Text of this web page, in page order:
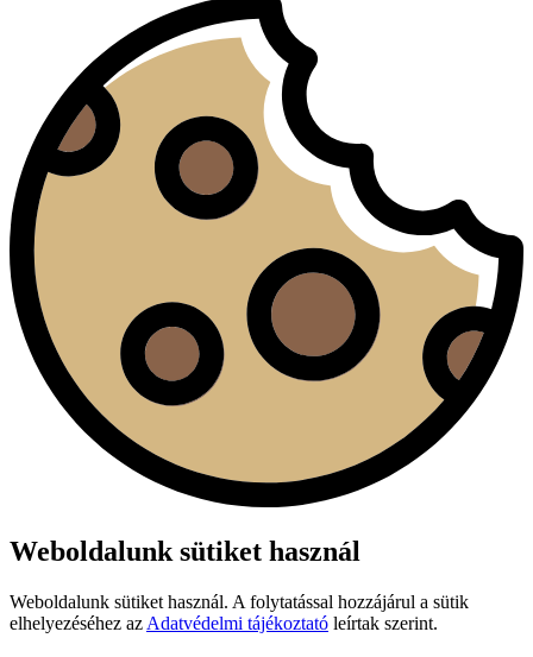
Weboldalunk sütiket használ
Weboldalunk sütiket használ. A folytatással hozzájárul a sütik
elhelyezéséhez az Adatvédelmi tájékoztató leírtak szerint.